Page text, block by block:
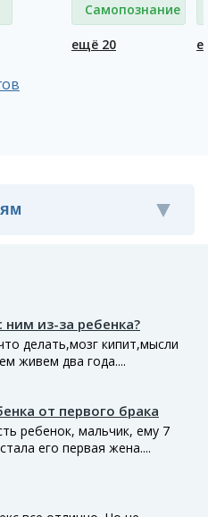
Самопознание
ещё 20
из-за ребенка?
делать,мозг кипит,мысли
живем два года....
от первого брака
ребенок, мальчик, ему 7
его первая жена....